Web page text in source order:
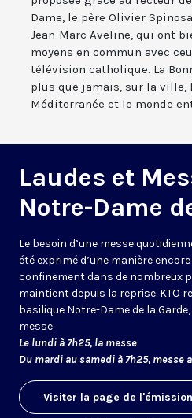
Dame, le père Olivier
Jean-Marc Aveline, qui ont
moyens en commun avec
télévision catholique. La
plus que jamais, sur la ville,
Méditerranée et le monde
Laudes et
Notre-Dame
Le besoin d’une messe
été exprimé d’une manière
confinement dans de nombreux
maintient depuis la reprise. KTO
basilique Notre-Dame de la
messe.
Le lundi à 7h25, la messe
Du mardi au samedi à 7h25, messe
Visiter la page de l'émission